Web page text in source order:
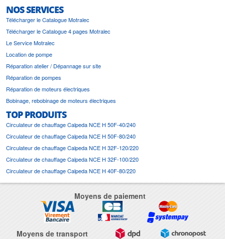
NOS SERVICES
Télécharger le Catalogue Motralec
Télécharger le Catalogue 4 pages Motralec
Le Service Motralec
Location de pompe
Réparation atelier / Dépannage sur site
Réparation de pompes
Réparation de moteurs électriques
Bobinage, rebobinage de moteurs électriques
TOP PRODUITS
Circulateur de chauffage Calpeda NCE H 50F-40/240
Circulateur de chauffage Calpeda NCE H 50F-80/240
Circulateur de chauffage Calpeda NCE H 32F-120/220
Circulateur de chauffage Calpeda NCE H 32F-100/220
Circulateur de chauffage Calpeda NCE H 40F-80/220
Moyens de paiement
Moyens de transport